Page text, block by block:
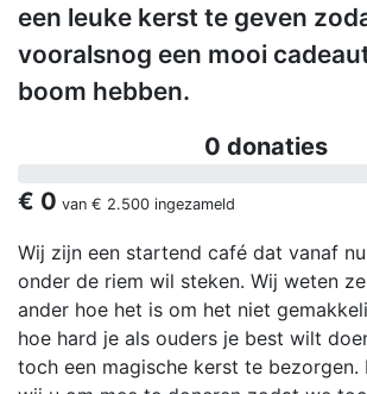
een leuke kerst te geven
vooralsnog een mooi
boom hebben.
0 donaties
€ 0 van € 2.500 ingezameld
Wij zijn een startend café dat vanaf
onder de riem wil steken. Wij weten
ander hoe het is om het niet
hoe hard je als ouders je best wilt
toch een magische kerst te bezorgen.